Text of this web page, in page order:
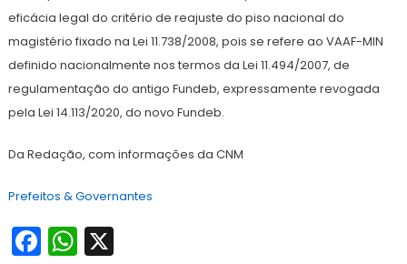
eficácia legal do critério de reajuste do piso nacional do
magistério fixado na Lei 11.738/2008, pois se refere ao VAAF-MIN
definido nacionalmente nos termos da Lei 11.494/2007, de
regulamentação do antigo Fundeb, expressamente revogada
pela Lei 14.113/2020, do novo Fundeb.
Da Redação, com informações da CNM
Prefeitos & Governantes
Facebook
WhatsApp
X